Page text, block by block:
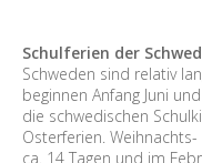
Schulferien der
Schweden sind relativ
beginnen Anfang Juni
die schwedischen
Osterferien.
ca. 14 Tagen und im